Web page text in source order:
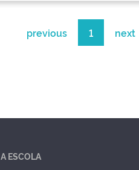
previous 1 next
A ESCOLA